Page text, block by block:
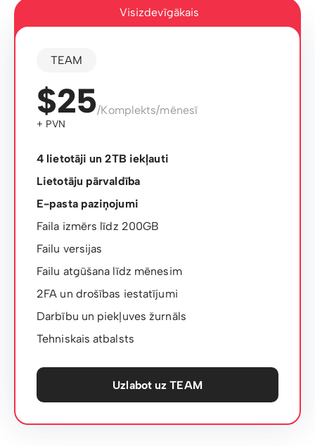
Visizdevīgākais
TEAM
$25/Komplekts/mēnesī
+ PVN
4 lietotāji un 2TB iekļauti
Lietotāju pārvaldība
E-pasta paziņojumi
Faila izmērs līdz 200GB
Failu versijas
Failu atgūšana līdz mēnesim
2FA un drošības iestatījumi
Darbību un piekļuves žurnāls
Tehniskais atbalsts
Uzlabot uz TEAM